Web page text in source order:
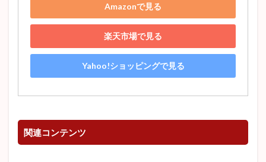
Amazonで見る
楽天市場で見る
Yahoo!ショッピングで見る
関連コンテンツ